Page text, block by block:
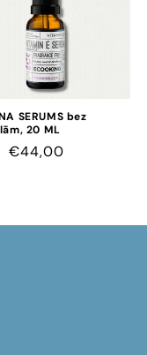
SERUMS bez
20 ML
CENA
€44,00